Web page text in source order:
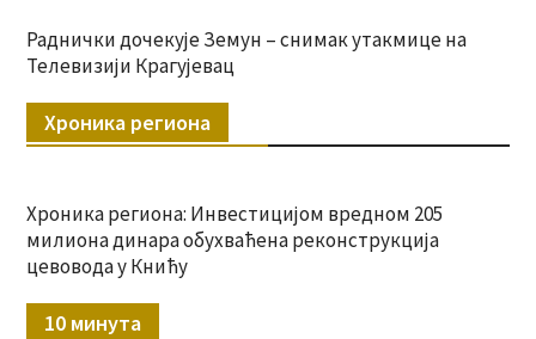
Раднички дочекује Земун – снимак утакмице на
Телевизији Крагујевац
Хроника региона
Хроника региона: Инвестицијом вредном 205
милиона динара обухваћена реконструкција
цевовода у Книћу
10 минута